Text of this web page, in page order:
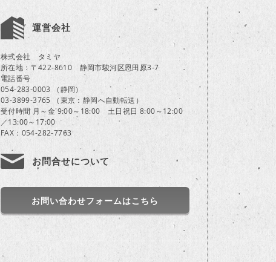
運営会社
株式会社 タミヤ
所在地：〒422-8610 静岡市駿河区恩田原3-7
電話番号
054-283-0003 （静岡）
03-3899-3765 （東京：静岡へ自動転送）
受付時間 月～金 9:00～18:00 土日祝日 8:00～12:00
／13:00～17:00
FAX：054-282-7763
お問合せについて
お問い合わせフォームはこちら